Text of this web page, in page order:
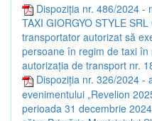
Dispoziția nr. 486/2024 -
TAXI GIORGYO STYLE
transportator autorizat să
persoane în regim de taxi
autorizația de transport nr.
Dispoziția nr. 326/2024 -
evenimentului „Revelion
perioada 31 decembrie